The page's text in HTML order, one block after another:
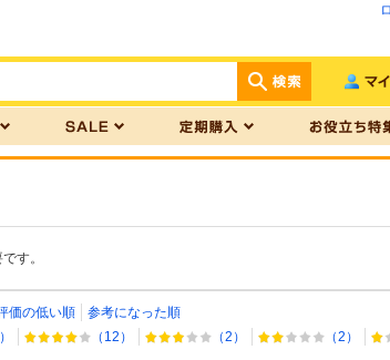
す。
価の低い順
参考になった順
（12） （2） （2）